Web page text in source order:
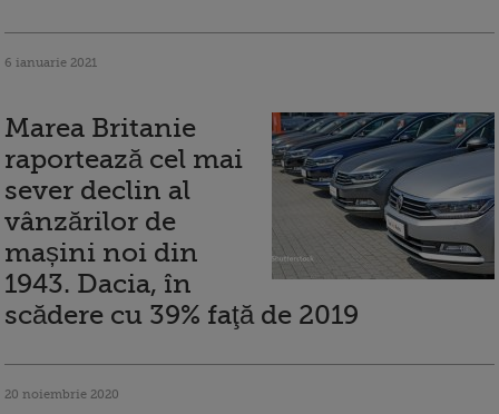
6 ianuarie 2021
Marea Britanie
raportează cel mai
sever declin al
vânzărilor de
mașini noi din
1943. Dacia, în
scădere cu 39% faţă de 2019
20 noiembrie 2020